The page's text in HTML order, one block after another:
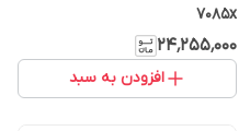
7085x
۲۴٬۲۵۵٬۰۰۰
افزودن به سبد